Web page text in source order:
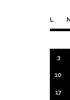
L
3
10
17